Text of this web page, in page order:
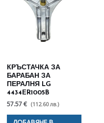
КРЪСТАЧКА ЗА
БАРАБАН ЗА
ПЕРАЛНЯ LG
4434ER1005B
57.57 € (112.60 лв.)